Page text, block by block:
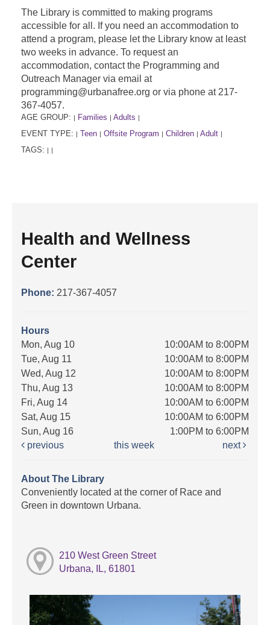
The Library is committed to making programs
accessible for all. If you need an accommodation to
attend a program, please let the Library know at least
two weeks in advance. To request an
accommodation, contact the Programming and
Outreach Manager via email at
programming@urbanafree.org or via phone at 217-
367-4057.
AGE GROUP: | Families | Adults |
EVENT TYPE: | Teen | Offsite Program | Children | Adult |
TAGS: | |
Health and Wellness
Center
Phone: 217-367-4057
Hours
Mon, Aug 10
10:00AM to 8:00PM
Tue, Aug 11
10:00AM to 8:00PM
Wed, Aug 12
10:00AM to 8:00PM
Thu, Aug 13
10:00AM to 8:00PM
Fri, Aug 14
10:00AM to 6:00PM
Sat, Aug 15
10:00AM to 6:00PM
Sun, Aug 16
1:00PM to 6:00PM
previous
this week next
About The Library
Conveniently located at the corner of Race and
Green in downtown Urbana.
210 West Green Street
Urbana, IL, 61801